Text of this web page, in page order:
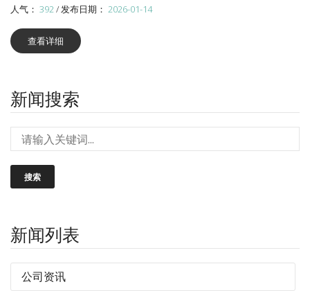
人气： 392/ 发布日期： 2026-01-14
查看详细
新闻搜索
搜索
新闻列表
公司资讯